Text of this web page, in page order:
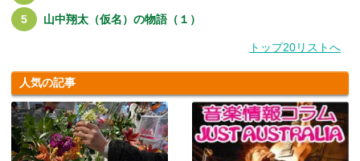
山中翔太（仮名）の物語（１）
トップ20リストへ
人気の記事